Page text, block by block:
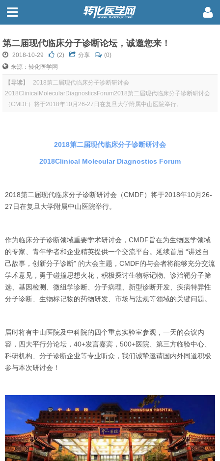
第二届现代临床分子诊断论坛，诚邀您来！
2018-10-29 (2) 分享
(0)
来源：转化医学网
【导读】
2018第二届现代临床分子诊断研讨会
2018ClinicalMolecularDiagnosticsForum2018第二届现代临床分子诊断研讨会
（CMDF）将于2018年10月26-27日在复旦大学附属中山医院举行。
2018第二届现代临床分子诊断研讨会
2018Clinical Molecular Diagnostics Forum
2018第二届现代临床分子诊断研讨会（CMDF）将于2018年10月26-
27日在复旦大学附属中山医院举行。
作为临床分子诊断领域重要学术研讨会，CMDF旨在为生物医学领域
的专家、青年学者和企业精英提供一个交流平台。延续首届 “讲述自
己故事，创新分子诊断” 的大会主题，CMDF的与会者将能够充分交流
学术意见，勇于碰撞思想火花，积极探讨生物标记物、诊治靶分子筛
选、基因检测、微组学诊断、分子病理、新型诊断开发、疾病特异性
分子诊断、生物标记物的药物研发、市场与法规等领域的关键问题。
届时将有中山医院及中科院的四个重点实验室参观，一天的会议内
容，四大平行分论坛，40+发言嘉宾，500+医院、第三方临验中心、
科研机构、分子诊断企业等专业听众，我们诚挚邀请国内外同道积极
参与本次研讨会！